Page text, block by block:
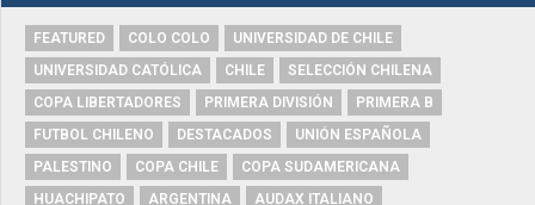
FEATURED COLO COLO
UNIVERSIDAD DE CHILE
UNIVERSIDAD CATÓLICA
CHILE
SELECCIÓN CHILENA
COPA LIBERTADORES
PRIMERA DIVISIÓN
PRIMERA B
FUTBOL CHILENO
DESTACADOS
UNIÓN ESPAÑOLA
PALESTINO
COPA CHILE
COPA SUDAMERICANA
HUACHIPATO
ARGENTINA
AUDAX ITALIANO